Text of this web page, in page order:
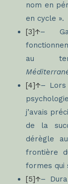
nom en
en cycle ».
[3]↑–
au
[4]↑– Lors
j’avais
de la
dérègle
frontière
formes qui
[5]↑–